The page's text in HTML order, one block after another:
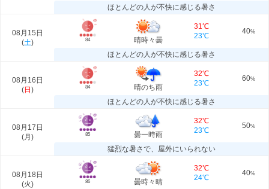
ほとんどの人が不快に感じる暑さ
08月15日
(土) 84 晴時々曇
31℃
23℃
40%
ほとんどの人が不快に感じる暑さ
08月16日
(日 ) 84 晴のち雨
32℃
23℃
60%
ほとんどの人が不快に感じる暑さ
08月17日
(月 ) 85 曇一時雨
32℃
23℃
50%
猛烈な暑さで、屋外にいられない
08月18日
(火) 86 曇時々晴
32℃
24℃
40%